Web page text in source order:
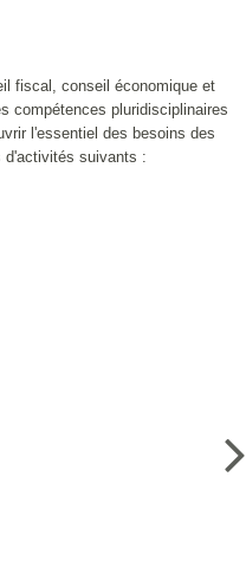
fiscal, conseil économique et
compétences pluridisciplinaires
l'essentiel des besoins des
d'activités suivants :